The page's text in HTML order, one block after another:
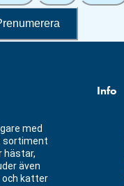
med
sortiment
hästar,
även
och katter
Info